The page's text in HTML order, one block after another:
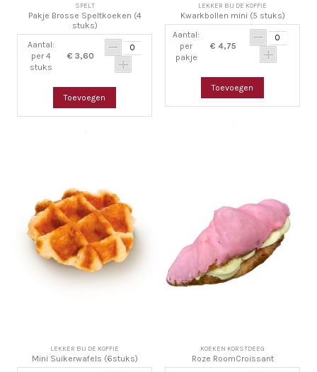
SPELT
Pakje Brosse Speltkoeken (4
stuks)
Aantal:
per 4
stuks
€ 3,60
Toevoegen
LEKKER BIJ DE KOFFIE
Kwarkbollen mini (5 stuks)
Aantal:
per
pakje
€ 4,75
Toevoegen
LEKKER BIJ DE KOFFIE
Mini Suikerwafels (6stuks)
KOEKEN KORSTDEEG
Roze RoomCroissant